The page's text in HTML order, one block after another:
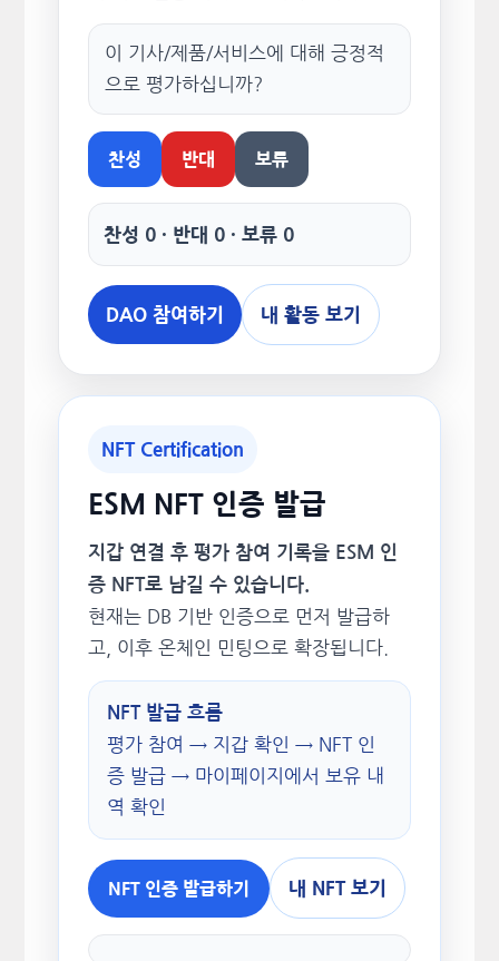
이 기사/제품/서비스에 대해 긍정적
으로 평가하십니까?
찬성 반대 보류
찬성 0 · 반대 0 · 보류 0
DAO 참여하기 내 활동 보기
NFT Certification
ESM NFT 인증 발급
지갑 연결 후 평가 참여 기록을 ESM 인
증 NFT로 남길 수 있습니다.
현재는 DB 기반 인증으로 먼저 발급하
고, 이후 온체인 민팅으로 확장됩니다.
NFT 발급 흐름
평가 참여 → 지갑 확인 → NFT 인
증 발급 → 마이페이지에서 보유 내
역 확인
NFT 인증 발급하기 내 NFT 보기